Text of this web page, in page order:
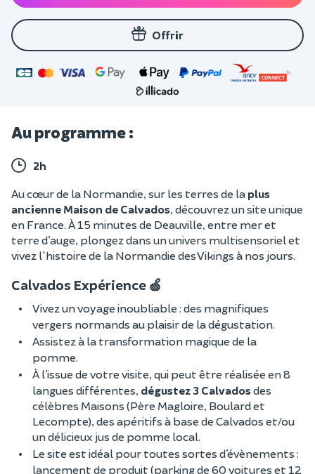
Offrir
Au programme :
2h
Au cœur de la Normandie, sur les terres de laplus
ancienne Maison de Calvados, découvrez unsite unique
en France. À 15 minutes de Deauville, entre mer et
terre d’auge, plongez dans un univers multisensorielet
vivez l'histoire de la Normandie des Vikings à nos jours.
Calvados Expérience 🍏
Vivez un voyage inoubliable : des magnifiques
vergers normands au plaisir de la dégustation.
Assistez à la transformation magique de la
pomme.
À l’issue de votre visite, qui peut être réalisée en 8
langues différentes, dégustez 3 Calvadosdes
célèbres Maisons (Père Magloire, Boulard et
Lecompte), des apéritifs à base de Calvados et/ou
un délicieux jus de pomme local.
Le site est idéal pour toutes sortes d’évènements :
lancement de produit (parking de 60 voitures et 12